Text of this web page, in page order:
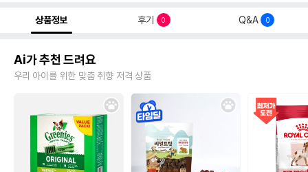
상품정보 후기 0 Q&A 0
Ai가 추천 드려요
우리 아이를 위한 맞춤 취향 저격 상품